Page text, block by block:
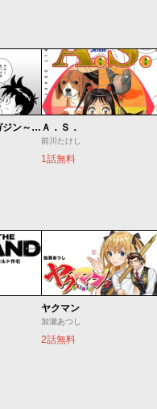
青春月刊少年マガジン～鉄拳チンミ誕生秘話～ Ａ．Ｓ．
前川たけし
1話無料
ヤクマン
加瀬あつし
2話無料